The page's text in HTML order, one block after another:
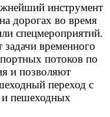
инструмент
дорогах во время
спецмероприятий.
временного
потоков по
и позволяют
переход с
и пешеходных